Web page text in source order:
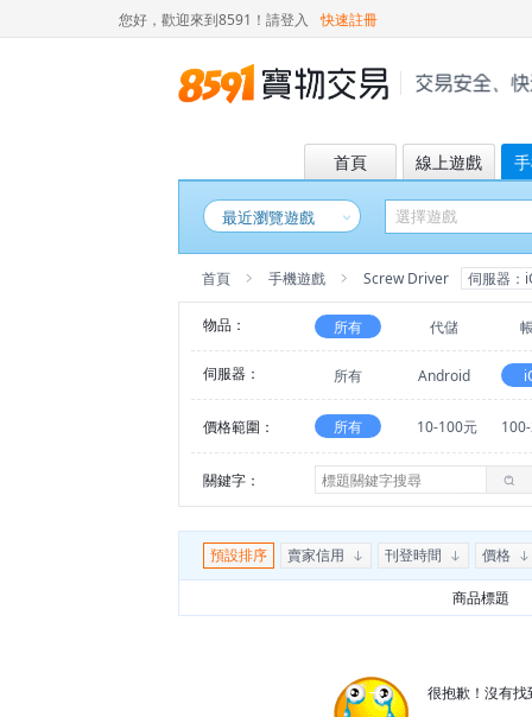
您好，歡迎來到8591！ 請登入 快速註冊
首頁 線上遊戲
最近瀏覽遊戲
首頁 手機遊戲 Screw Driver 伺服器：
物品： 所有 代儲
伺服器： 所有 Android
價格範圍： 所有 10-100元
關鍵字：
預設排序 賣家信用 刊登時間 價格
商品標題
很抱歉！沒有